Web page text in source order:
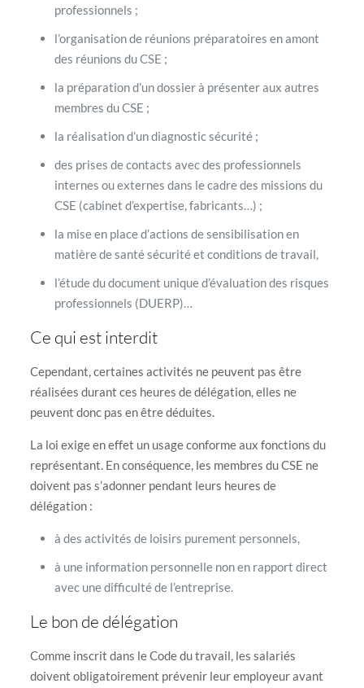
professionnels ;
l’organisation de réunions préparatoires en amont
des réunions du CSE ;
la préparation d’un dossier à présenter aux autres
membres du CSE ;
la réalisation d’un diagnostic sécurité ;
des prises de contacts avec des professionnels
internes ou externes dans le cadre des missions du
CSE (cabinet d’expertise, fabricants…) ;
la mise en place d’actions de sensibilisation en
matière de santé sécurité et conditions de travail,
l’étude du document unique d’évaluation des risques
professionnels (DUERP)…
Ce qui est interdit
Cependant, certaines activités ne peuvent pas être
réalisées durant ces heures de délégation, elles ne
peuvent donc pas en être déduites.
La loi exige en effet un usage conforme aux fonctions du
représentant. En conséquence, les membres du CSE ne
doivent pas s’adonner pendant leurs heures de
délégation :
à des activités de loisirs purement personnels,
à une information personnelle non en rapport direct
avec une difficulté de l’entreprise.
Le bon de délégation
Comme inscrit dans le Code du travail, les salariés
doivent obligatoirement prévenir leur employeur avant